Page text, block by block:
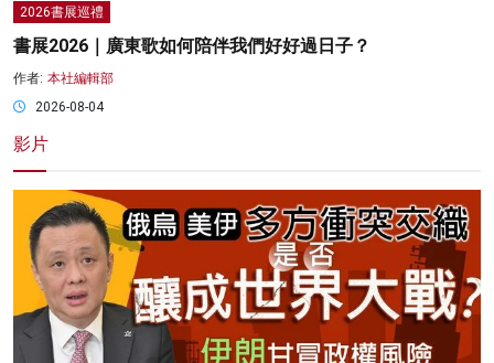
2026書展巡禮
書展2026｜廣東歌如何陪伴我們好好過日子？
作者: 本社編輯部
2026-08-04
影片